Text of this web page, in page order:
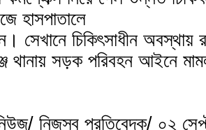
হাসপাতালে
সেখানে চিকিৎসাধীন অবস্থায়
থানায় সড়ক পরিবহন আইনে
নিউজ/ নিজস্ব প্রতিবেদক/ ০২